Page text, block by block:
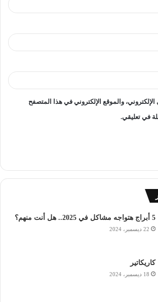
المدارس التي تبدأ مصروفاتها من 30 ألف جنيه وتقل عن 50
المدارس التي تبدأ مصروفاتها من 50 ألف جنيه وتقل عن 80
8%.
2025 (عربي ولغات):
والموقع الإلكتروني في هذا المتصفح
في تعليقي.
5 أبراج هتواجه مشاكل في 2025.. هل أنت منهم؟
22 ديسمبر، 2024
كاريكاتير
18 ديسمبر، 2024